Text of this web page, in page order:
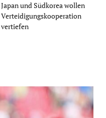
Japan und Südkorea wollen
Verteidigungskooperation
vertiefen